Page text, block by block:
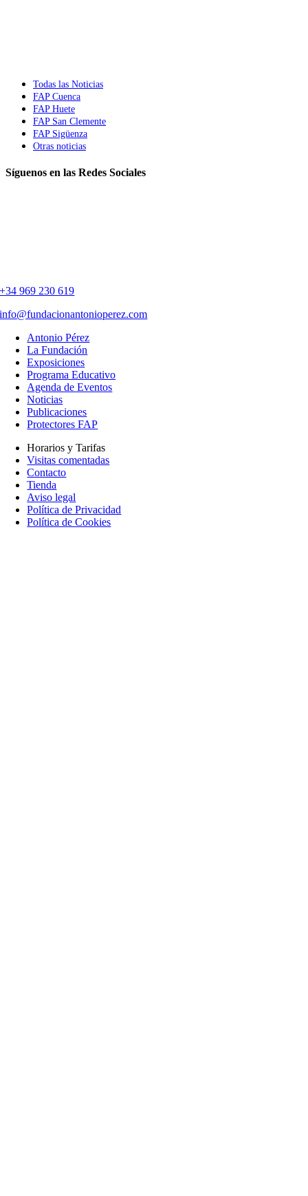
Todas las Noticias
FAP Cuenca
FAP Huete
FAP San Clemente
FAP Sigüenza
Otras noticias
Síguenos en las Redes Sociales
+34 969 230 619
info@fundacionantonioperez.com
Antonio Pérez
La Fundación
Exposiciones
Programa Educativo
Agenda de Eventos
Noticias
Publicaciones
Protectores FAP
Horarios y Tarifas
Visitas comentadas
Contacto
Tienda
Aviso legal
Política de Privacidad
Política de Cookies